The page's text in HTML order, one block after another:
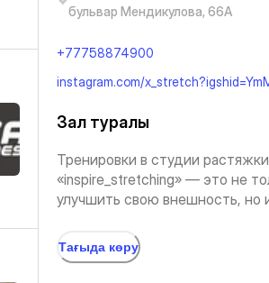
бульвар Мендикулова, 66А
+77758874900
instagram.com/
Зал туралы
Тренировки в студии растяжки
«inspire_stretching» — это не
улучшить свою внешность, но
Тағыда көру